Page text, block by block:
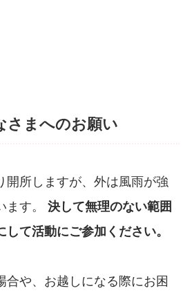
さまへのお願い
開所しますが、外は風雨が強
ます。 決して無理のない範囲
て活動にご参加ください。
合や、お越しになる際にお困